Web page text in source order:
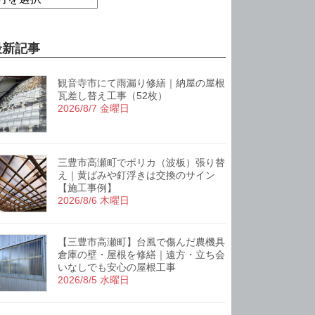
記事
観音寺市にて雨漏り修繕｜納屋の屋根
瓦差し替え工事（52枚）
2026/8/7 金曜日
三豊市高瀬町でポリカ（波板）張り替
え｜黄ばみや釘浮きは交換のサイン
【施工事例】
2026/8/6 木曜日
【三豊市高瀬町】台風で傷んだ農機具
倉庫の壁・屋根を修繕｜遠方・立ち会
いなしでも安心の屋根工事
2026/8/5 水曜日